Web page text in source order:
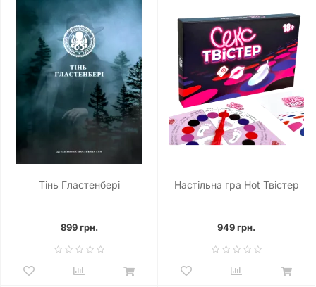
Тінь Гластенбері
899 грн.
Настільна гра Hot Твістер
949 грн.